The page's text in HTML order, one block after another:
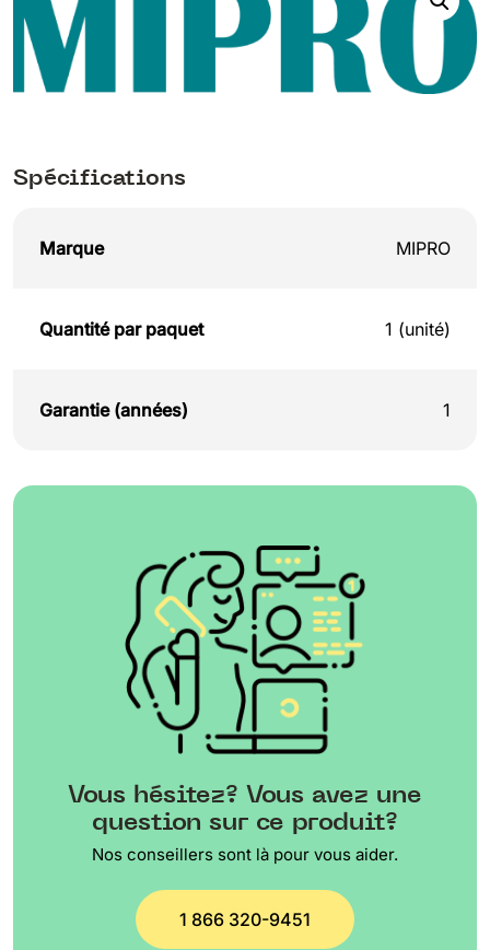
Spécifications
Marque MIPRO
Quantité par paquet 1 (unité)
Garantie (années) 1
Vous hésitez? Vous avez une
question sur ce produit?
Nos conseillers sont là pour vous aider.
1 866 320-9451